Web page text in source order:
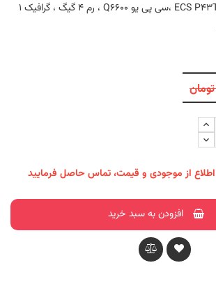
کیس آماده ،مادربرد ECS P43T ،سی پی یو Q6600 ، رم 4 گیگ ، گرافیک 1
اطلاع از موجودی و قیمت، تماس حاصل فرمایید
افزودن به سبد خرید